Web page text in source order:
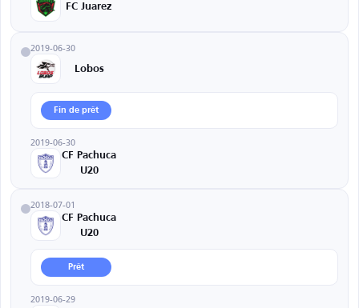
FC Juarez
2019-06-30
Lobos
Fin de prêt
2019-06-30
CF Pachuca
U20
2018-07-01
CF Pachuca
U20
Prêt
2019-06-29